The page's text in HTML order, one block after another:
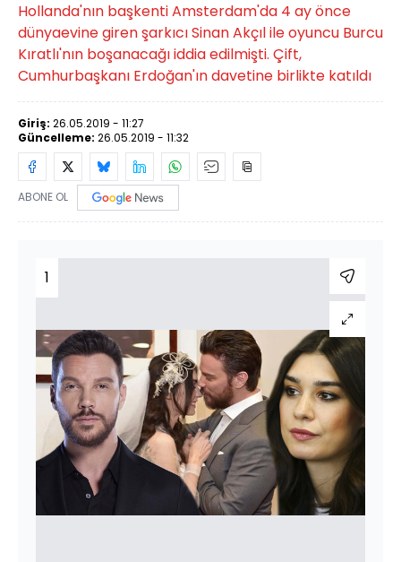
Hollanda'nın başkenti Amsterdam'da 4 ay önce
dünyaevine giren şarkıcı Sinan Akçıl ile oyuncu Burcu
Kıratlı'nın boşanacağı iddia edilmişti. Çift,
Cumhurbaşkanı Erdoğan'ın davetine birlikte katıldı
Giriş: 26.05.2019 - 11:27
Güncelleme: 26.05.2019 - 11:32
ABONE OL
1